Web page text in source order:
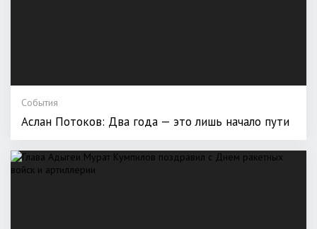
События
Аслан Потоков: Два года — это лишь начало пути